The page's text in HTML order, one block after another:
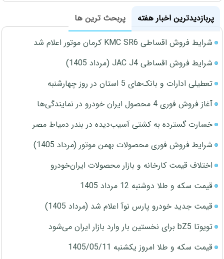
پربازدیدترین اخبار هفته
پربحث ترین ها
شرایط فروش اقساطی KMC SR6 کرمان موتور اعلام شد
شرایط فروش اقساطی JAC J4 (مرداد 1405)
تعطیلی ادارات و بانک‌های 5 استان در روز چهارشنبه
آغاز فروش فوری 4 محصول ایران خودرو در نمایندگی‌ها
خسارت گسترده به کشتی آسیب‌دیده در بندر دمیاط مصر
شرایط فروش فوری محصولات بهمن موتور (مرداد 1405)
اختلاف قیمت کارخانه و بازار محصولات ایران‌خودرو
قیمت سکه و طلا دوشنبه 12 مرداد 1405
قیمت جدید خودرو پارس نوآ اعلام شد (مرداد 1405)
تویوتا bZ5 برای نخستین بار وارد بازار ایران می‌شود
قیمت سکه و طلا امروز یکشنبه 1405/05/11